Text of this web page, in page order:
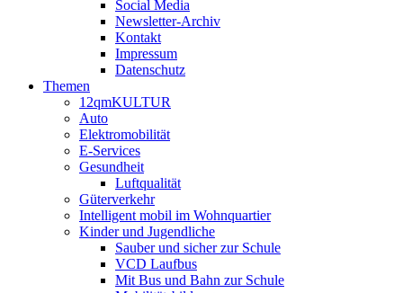
Social Media
Newsletter-Archiv
Kontakt
Impressum
Datenschutz
Themen
12qmKULTUR
Auto
Elektromobilität
E-Services
Gesundheit
Luftqualität
Güterverkehr
Intelligent mobil im Wohnquartier
Kinder und Jugendliche
Sauber und sicher zur Schule
VCD Laufbus
Mit Bus und Bahn zur Schule